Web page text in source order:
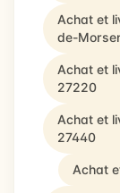
Achat et
de-
Achat et
27220
Achat et
27440
Achat